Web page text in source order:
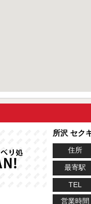
所沢 セク
住所
最寄駅
TEL
営業時間